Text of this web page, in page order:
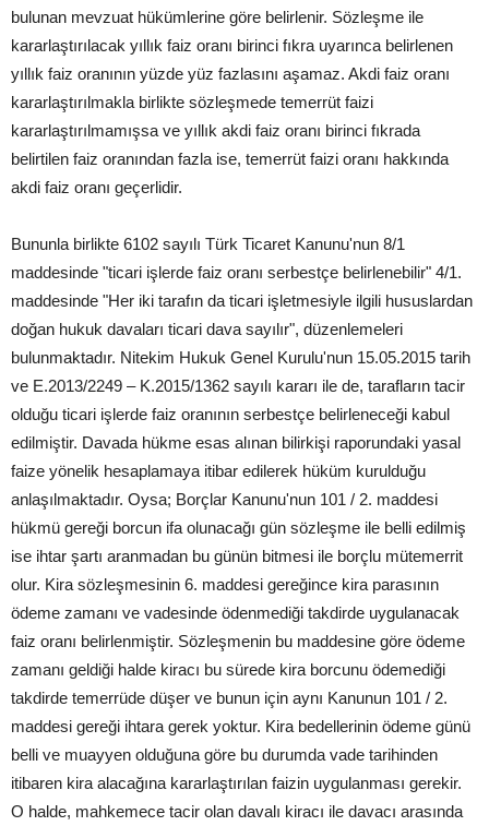
bulunan mevzuat hükümlerine göre belirlenir. Sözleşme ile
kararlaştırılacak yıllık faiz oranı birinci fıkra uyarınca belirlenen
yıllık faiz oranının yüzde yüz fazlasını aşamaz. Akdi faiz oranı
kararlaştırılmakla birlikte sözleşmede temerrüt faizi
kararlaştırılmamışsa ve yıllık akdi faiz oranı birinci fıkrada
belirtilen faiz oranından fazla ise, temerrüt faizi oranı hakkında
akdi faiz oranı geçerlidir.
Bununla birlikte 6102 sayılı Türk Ticaret Kanunu'nun 8/1
maddesinde "ticari işlerde faiz oranı serbestçe belirlenebilir" 4/1.
maddesinde "Her iki tarafın da ticari işletmesiyle ilgili hususlardan
doğan hukuk davaları ticari dava sayılır", düzenlemeleri
bulunmaktadır. Nitekim Hukuk Genel Kurulu'nun 15.05.2015 tarih
ve E.2013/2249 – K.2015/1362 sayılı kararı ile de, tarafların tacir
olduğu ticari işlerde faiz oranının serbestçe belirleneceği kabul
edilmiştir. Davada hükme esas alınan bilirkişi raporundaki yasal
faize yönelik hesaplamaya itibar edilerek hüküm kurulduğu
anlaşılmaktadır. Oysa; Borçlar Kanunu'nun 101 / 2. maddesi
hükmü gereği borcun ifa olunacağı gün sözleşme ile belli edilmiş
ise ihtar şartı aranmadan bu günün bitmesi ile borçlu mütemerrit
olur. Kira sözleşmesinin 6. maddesi gereğince kira parasının
ödeme zamanı ve vadesinde ödenmediği takdirde uygulanacak
faiz oranı belirlenmiştir. Sözleşmenin bu maddesine göre ödeme
zamanı geldiği halde kiracı bu sürede kira borcunu ödemediği
takdirde temerrüde düşer ve bunun için aynı Kanunun 101 / 2.
maddesi gereği ihtara gerek yoktur. Kira bedellerinin ödeme günü
belli ve muayyen olduğuna göre bu durumda vade tarihinden
itibaren kira alacağına kararlaştırılan faizin uygulanması gerekir.
O halde, mahkemece tacir olan davalı kiracı ile davacı arasında